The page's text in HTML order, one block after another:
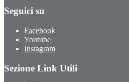
Seguici su
Facebook
Youtube
Instagram
Sezione Link Utili